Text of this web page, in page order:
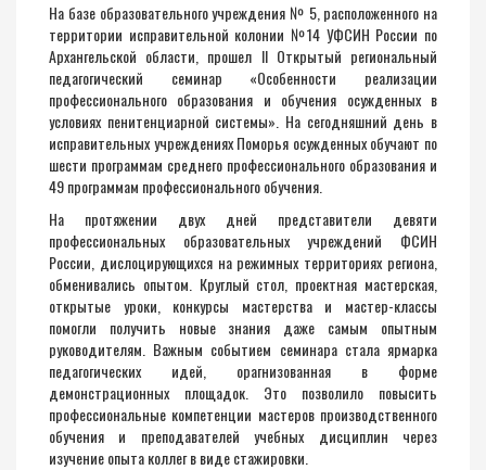
На базе образовательного учреждения № 5, расположенного на
территории исправительной колонии №14 УФСИН России по
Архангельской области, прошел II Открытый региональный
педагогический семинар «Особенности реализации
профессионального образования и обучения осужденных в
условиях пенитенциарной системы». На сегодняшний день в
исправительных учреждениях Поморья осужденных обучают по
шести программам среднего профессионального образования и
49 программам профессионального обучения.
На протяжении двух дней представители девяти
профессиональных образовательных учреждений ФСИН
России, дислоцирующихся на режимных территориях региона,
обменивались опытом. Круглый стол, проектная мастерская,
открытые уроки, конкурсы мастерства и мастер-классы
помогли получить новые знания даже самым опытным
руководителям. Важным событием семинара стала ярмарка
педагогических идей, орагнизованная в форме
демонстрационных площадок. Это позволило повысить
профессиональные компетенции мастеров производственного
обучения и преподавателей учебных дисциплин через
изучение опыта коллег в виде стажировки.